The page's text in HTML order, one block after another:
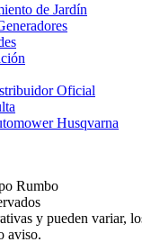
de Jardín
Oficial
Husqvarna
Rumbo
y pueden variar,
aviso.